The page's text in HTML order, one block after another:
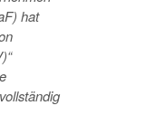
hat